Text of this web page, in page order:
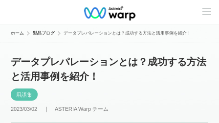
C
n
e
s
ホーム 製品ブログ データプレパレーションとは？成功する方法と活用事例を紹介！
データプレパレーションとは？成功する方法
と活用事例を紹介！
用語集
2023/03/02 ｜ASTERIA Warp チーム